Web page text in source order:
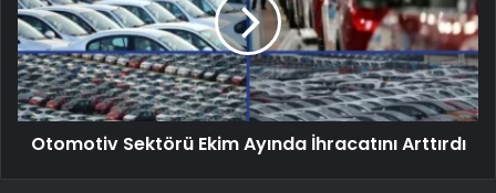
Otomotiv Sektörü Ekim Ayında İhracatını Arttırdı